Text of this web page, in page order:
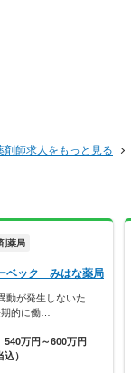
剤師求人をもっと見る
薬局
ベック みはな薬局
動が発生しないた
的に働…
540万円～600万円
込）